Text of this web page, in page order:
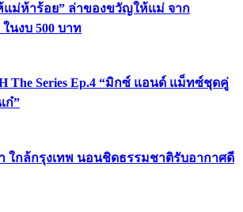
ห้แม่ห้าร้อย” ล่าของขวัญให้แม่ จาก
ในงบ 500 บาท
The Series Ep.4 “มิกซ์ แอนด์ แม็ทซ์ชุดคู่
ก๋”
ใกล้กรุงเทพ นอนชิดธรรมชาติรับอากาศดี